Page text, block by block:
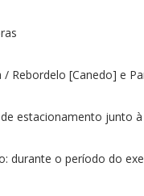
/ Rebordelo [Canedo] e
estacionamento junto
durante o período do